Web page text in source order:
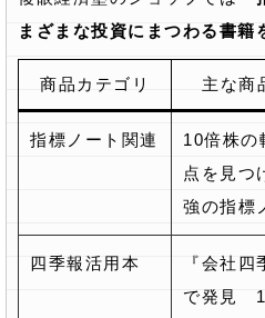
まざまな投資にまつわる書籍
商品カテゴリ 主な商
指標ノート関連
10倍株の
点を見つ
強の指標
四季報活用本
『会社四
で発見